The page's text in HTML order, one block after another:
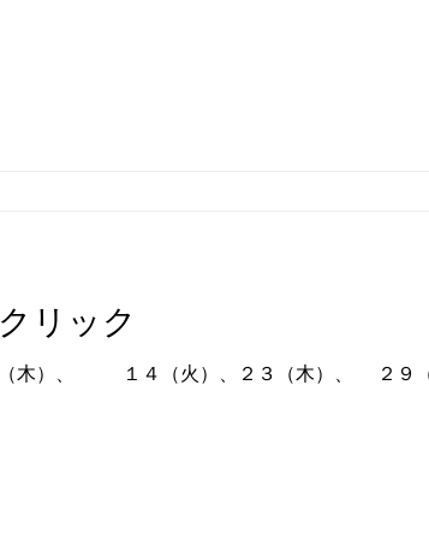
リック
月の休診日 １（水）、9（木）、 １４（火）、２３（木）、 ２